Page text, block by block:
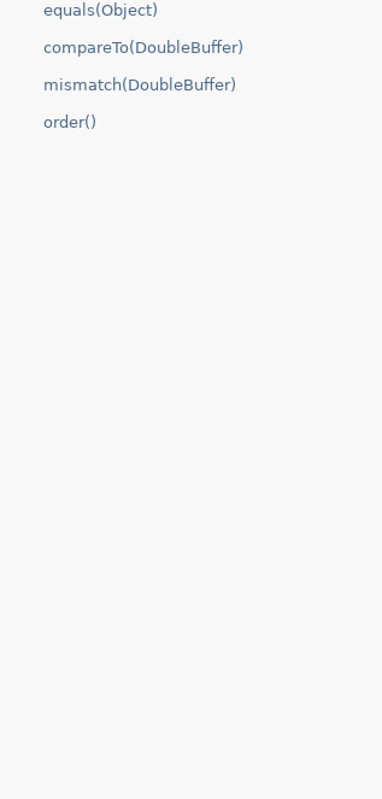
equals(Object)
compareTo(DoubleBuffer)
mismatch(DoubleBuffer)
order()